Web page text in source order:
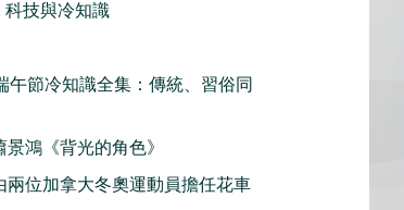
科技與冷知識
午節冷知識全集：傳統、習俗同
鴻《背光的角色》
兩位加拿大冬奧運動員擔任花車